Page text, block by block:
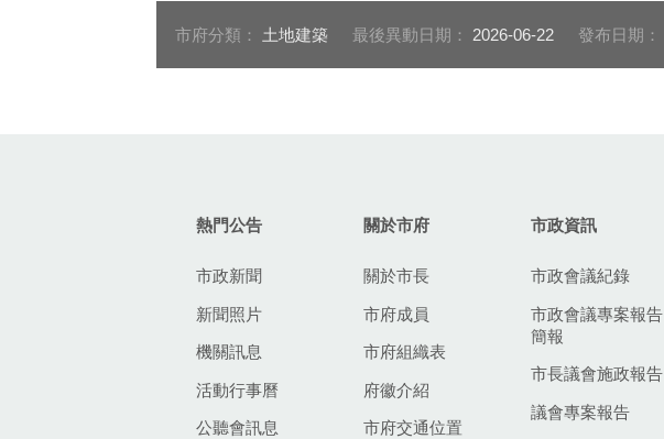
市府分類： 土地建築 最後異動日期： 2026-06-22 發布日期：
熱門公告
市政新聞
新聞照片
機關訊息
活動行事曆
公聽會訊息
關於市府
關於市長
市府成員
市府組織表
府徽介紹
市府交通位置
市政資訊
市政會議紀錄
市政會議專案報告
簡報
市長議會施政報告
議會專案報告